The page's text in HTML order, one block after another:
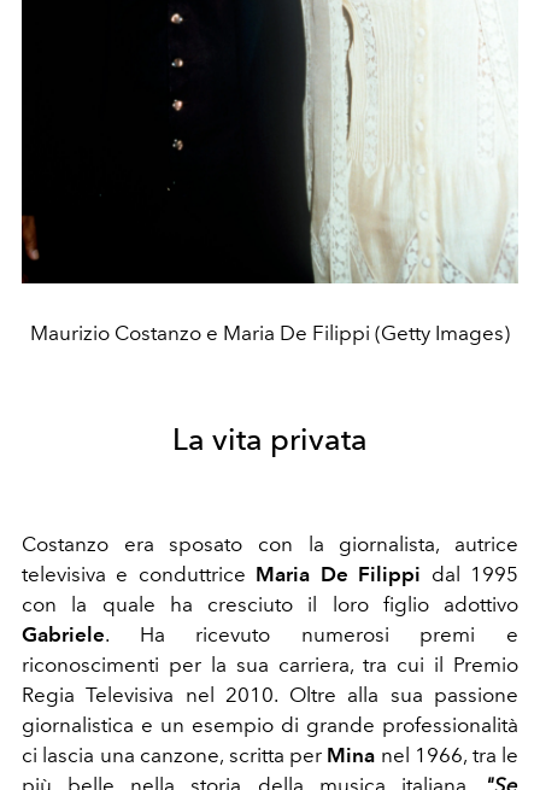
Maurizio Costanzo e Maria De Filippi (Getty Images)
La vita privata
Costanzo era sposato con la giornalista, autrice
televisiva e conduttrice Maria De Filippi dal 1995
con la quale ha cresciuto il loro figlio adottivo
Gabriele. Ha ricevuto numerosi premi e
riconoscimenti per la sua carriera, tra cui il Premio
Regia Televisiva nel 2010. Oltre alla sua passione
giornalistica e un esempio di grande professionalità
ci lascia una canzone, scritta per Mina nel 1966, tra le